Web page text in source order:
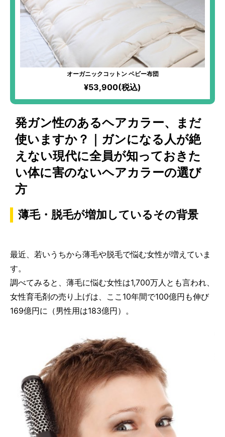
オーガニックコットン ベビー布団
¥53,900(税込)
発ガン性のあるヘアカラー、まだ
使いますか？｜ガンになる人が絶
えない現代に全員が知っておきた
い体に害のないヘアカラーの選び
方
薄毛・脱毛が増加しているその背景
最近、若いうちから薄毛や脱毛で悩む女性が増えていま
す。
調べてみると、薄毛に悩む女性は1,700万人とも言われ、
女性育毛剤の売り上げは、ここ10年間で100億円も伸び
169億円に（男性用は183億円）。